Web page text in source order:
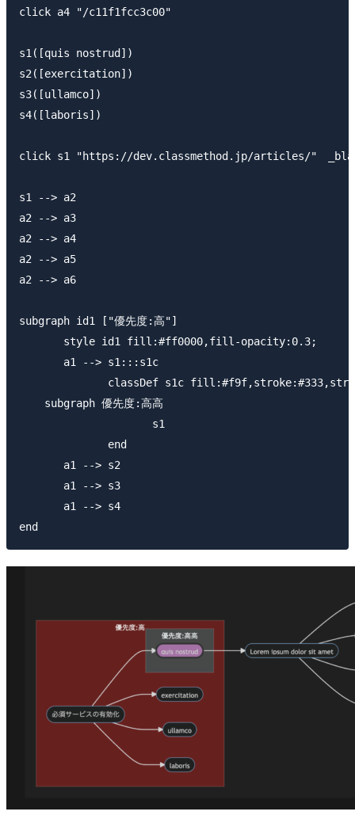
click a4 "/c11f1fcc3c00"
s1([quis nostrud])
s2([exercitation])
s3([ullamco])
s4([laboris])
click s1 "https://dev.classmethod.jp/articles/"　
s1 --> a2
a2 --> a3
a2 --> a4
a2 --> a5
a2 --> a6
subgraph id1 ["優先度:高"]
style id1 fill:#ff0000,fill-opacity:0.3;
a1 --> s1:::s1c
classDef s1c fill:#f9f,stroke:#333,stroke-
    subgraph 優先度:高高
s1
end
a1 --> s2
a1 --> s3
a1 --> s4